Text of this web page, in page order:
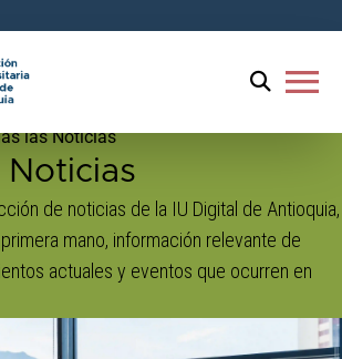
menu
las Noticias
Noticias
de noticias de la IU Digital de Antioquia,
mano, información relevante de
actuales y eventos que ocurren en